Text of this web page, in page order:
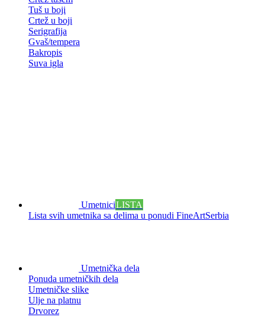
Tuš u boji
Crtež u boji
Serigrafija
Gvaš/tempera
Bakropis
Suva igla
UmetniciLISTA
Lista svih umetnika sa delima u ponudi FineArtSerbia
Umetnička dela
Ponuda umetničkih dela
Umetničke slike
Ulje na platnu
Drvorez